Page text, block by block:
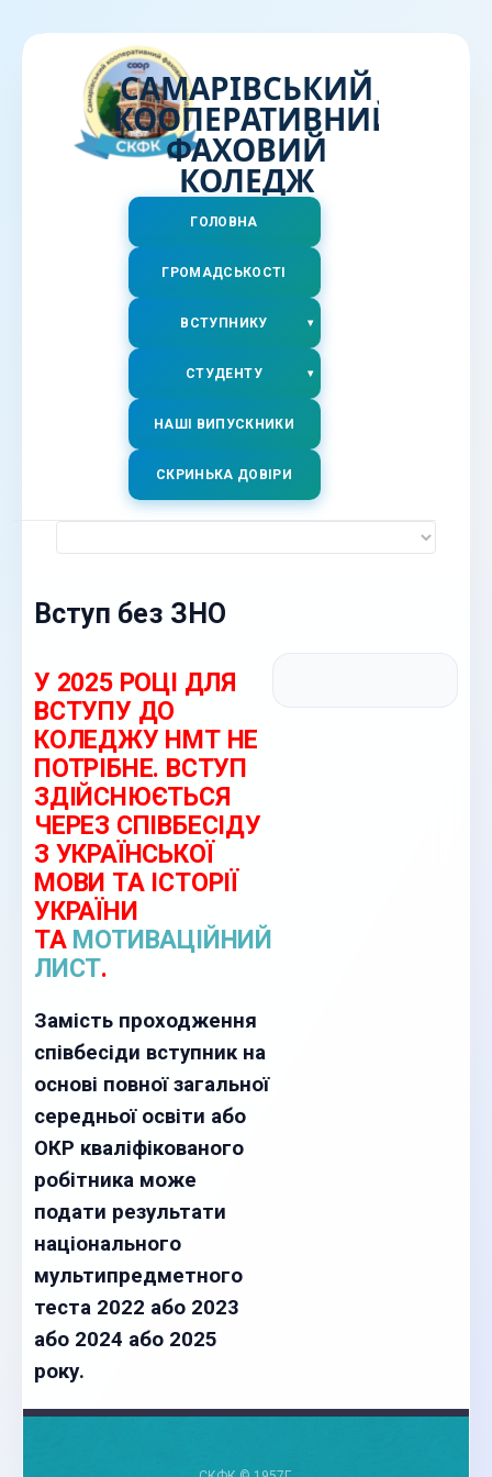
САМАРІВСЬКИЙ
КООПЕРАТИВНИЙ
ФАХОВИЙ
КОЛЕДЖ
ГОЛОВНА
ГРОМАДСЬКОСТІ
ВСТУПНИКУ
СТУДЕНТУ
НАШІ ВИПУСКНИКИ
СКРИНЬКА ДОВІРИ
Вступ без ЗНО
У 2025 РОЦІ ДЛЯ
ВСТУПУ ДО
КОЛЕДЖУ НМТНЕ
ПОТРІБНЕ. ВСТУП
ЗДІЙСНЮЄТЬСЯ
ЧЕРЕЗ СПІВБЕСІДУ
З УКРАЇНСЬКОЇ
МОВИ ТА ІСТОРІЇ
УКРАЇНИ
ТА МОТИВАЦІЙНИЙ
ЛИСТ.
Замість проходження
співбесіди вступник на
основі повної загальної
середньої освіти або
ОКР кваліфікованого
робітника може
подати результати
національного
мультипредметного
теста 2022 або 2023
або 2024 або 2025
року.